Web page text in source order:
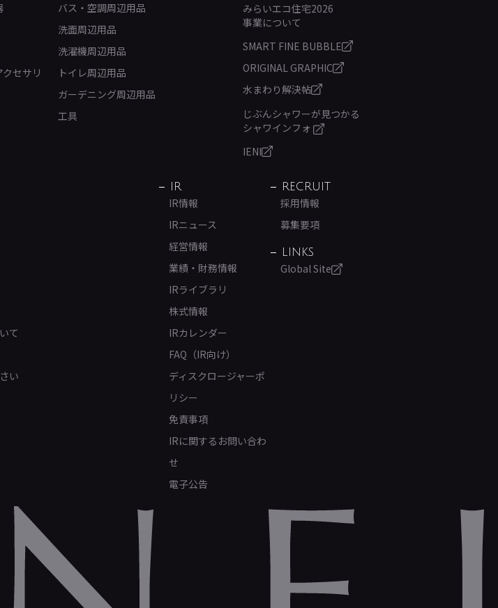
セサリ
バス・空調周辺用品
洗面周辺用品
洗濯機周辺用品
トイレ周辺用品
ガーデニング周辺用品
工具
みらいエコ住宅2026
事業について
SMART FINE BUBBLE
ORIGINAL GRAPHIC
水まわり解決帖
じぶんシャワーが見つかる
シャワインフォ
IENI
て
い
IR
IR情報
IRニュース
経営情報
業績・財務情報
IRライブラリ
株式情報
IRカレンダー
FAQ（IR向け）
ディスクロージャーポ
リシー
免責事項
IRに関するお問い合わ
せ
電子公告
RECRUIT
採用情報
募集要項
LINKS
Global Site